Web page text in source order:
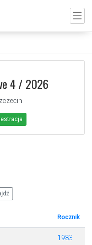
4 / 2026
Rocznik
1983